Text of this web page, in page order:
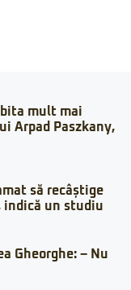
mult mai
Arpad Paszkany,
să recâștige
indică un studiu
Gheorghe: – Nu